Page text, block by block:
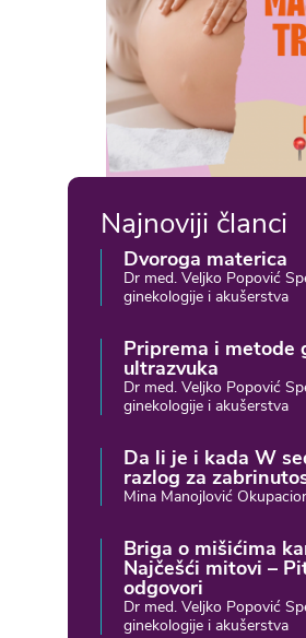
Najnoviji članci
Dvoroga materica
Dr med. Veljko Popović
ginekologije i akušerstva
Priprema i metode
ultrazvuka
Dr med. Veljko Popović
ginekologije i akušerstva
Da li je i kada W
razlog za
Mina Manojlović
Briga o mišićima
Najčešći mitovi –
odgovori
Dr med. Veljko Popović
ginekologije i akušerstva